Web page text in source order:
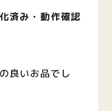
済み・動作確認
良いお品でし